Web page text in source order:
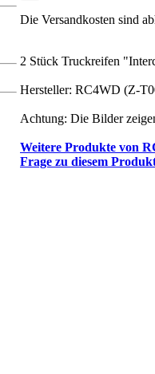
Die Versandkosten sind
2 Stück Truckreifen
Hersteller: RC4WD (Z-
Achtung: Die Bilder
Weitere Produkte von
Frage zu diesem